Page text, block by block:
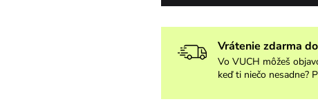
Vrátenie zdarma
Vo VUCH môžeš
keď ti niečo nesadne?